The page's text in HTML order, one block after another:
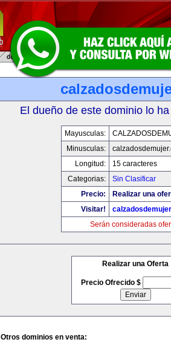
El dueño de este dominio lo
Mayusculas:
Minusculas:
Longitud:
15 caracteres
Categorias:
Sin Clasificar
Precio:
Realizar una
Visitar!
Serán consideradas
Realizar una Oferta
Precio Ofrecido $
Otros dominios en venta: